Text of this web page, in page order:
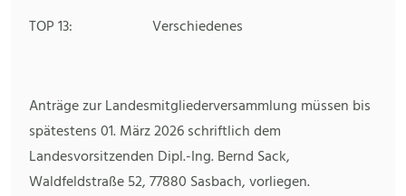
TOP 13: Verschiedenes
Anträge zur Landesmitgliederversammlung müssen bis
spätestens 01. März 2026 schriftlich dem
Landesvorsitzenden Dipl.-Ing. Bernd Sack,
Waldfeldstraße 52, 77880 Sasbach, vorliegen.